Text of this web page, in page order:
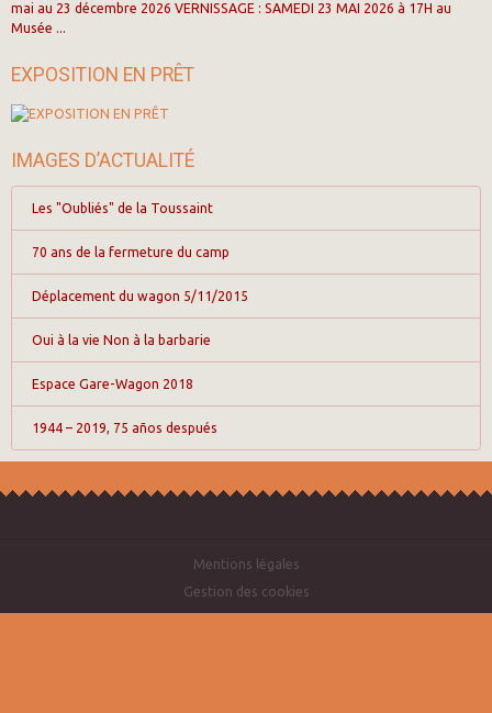
mai au 23 décembre 2026 VERNISSAGE : SAMEDI 23 MAI 2026 à 17H au
Musée ...
EXPOSITION EN PRÊT
IMAGES D’ACTUALITÉ
Les "Oubliés" de la Toussaint
70 ans de la fermeture du camp
Déplacement du wagon 5/11/2015
Oui à la vie Non à la barbarie
Espace Gare-Wagon 2018
1944 – 2019, 75 años después
Mentions légales
Gestion des cookies